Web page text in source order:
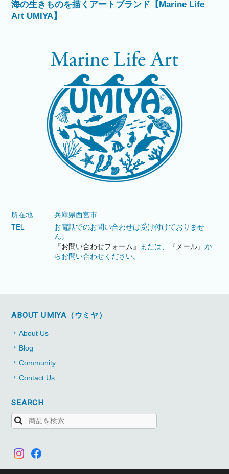
海の生きものを描くアートブランド【Marine Life
Art UMIYA】
所在地
兵庫県西宮市
TEL
お電話でのお問い合わせは受け付けておりませ
ん。
『お問い合わせフォーム』
または、 『メール』か
らお問い合わせください。
ABOUT UMIYA（ウミヤ）
About Us
Blog
Community
Contact Us
SEARCH